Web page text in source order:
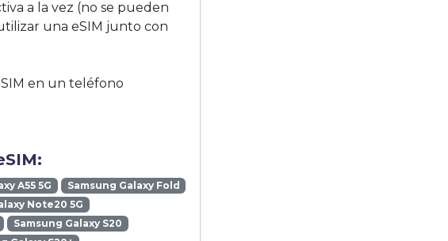
a la vez (no se pueden
una eSIM junto con
en un teléfono
A55 5G
Samsung Galaxy Fold
Note20 5G
Samsung Galaxy S20